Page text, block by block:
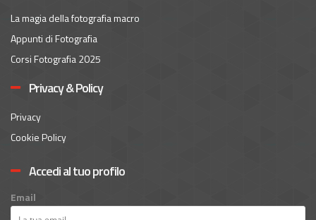
La magia della fotografia macro
Appunti di Fotografia
Corsi Fotografia 2025
Privacy & Policy
Privacy
Cookie Policy
Accedi al tuo profilo
Email